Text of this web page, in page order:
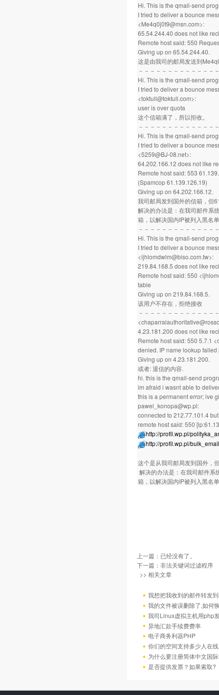
Hi. This is the qmail-send
I tried to deliver a bounce
<Me4q0j0t9@msn.com>:
65.54.244.40 does not like
Remote host said: 550
Giving up on 65.54.244.40.
这是由我司的邮局发送到
－－－－－－－－－－－－－
Hi. This is the qmail-send
I tried to deliver a bounce
<toktull@toktull.com>:
user is over quota
这个信箱满了，所以拒收。
－－－－－－－－－－－－－
Hi. This is the qmail-send
I tried to deliver a bounce
<5259@BJ-08.net>:
64.202.166.12 does not like
Remote host said: 553
(Spamcop 61.139.126.19)
Giving up on 64.202.166.12.
我司邮局发到国外的信箱，但
解决的办法是：在我司邮件系
箱，以解决国内IP被列入黑名
－－－－－－－－－－－－－
Hi. This is the qmail-send
I tried to deliver a bounce
<ijhlomdwlm@biso.com.tw>:
219.84.168.5 does not like
Remote host said: 550
table
Giving up on 219.84.168.5.
该用户不存在，拒绝接收
－－－－－－－－－－－－－
4.23.181.200 does not like
Remote host said: 550 5.7.1
denied. IP name lookup
Giving up on 4.23.181.200.
或者: 退信的内容.
hi. this is the qmail-send
im afraid i wasnt able to
this is a permanent error; ive
pawel_konopa@wp.pl:
connected to 212.77.101.4
remote host said: 550
http://profil.wp.pl/
http://profil.wp.pl/
这个是从我司邮局发到国外，
解决的办法是：在我司邮件系
箱，以解决国内IP被列入黑名
上一篇：已经没有了。
下一篇： 非法关键词过滤程序
>> 相关文章
我想把我收到的邮件转发
我的文件被误删除了,如何
我司Linux虚拟主机用php
异地汇款手续费费率
电子商务利器PHP
你们的空间支持多少人在
为什么要注册简体中文国
是否提供发票？如果索取?